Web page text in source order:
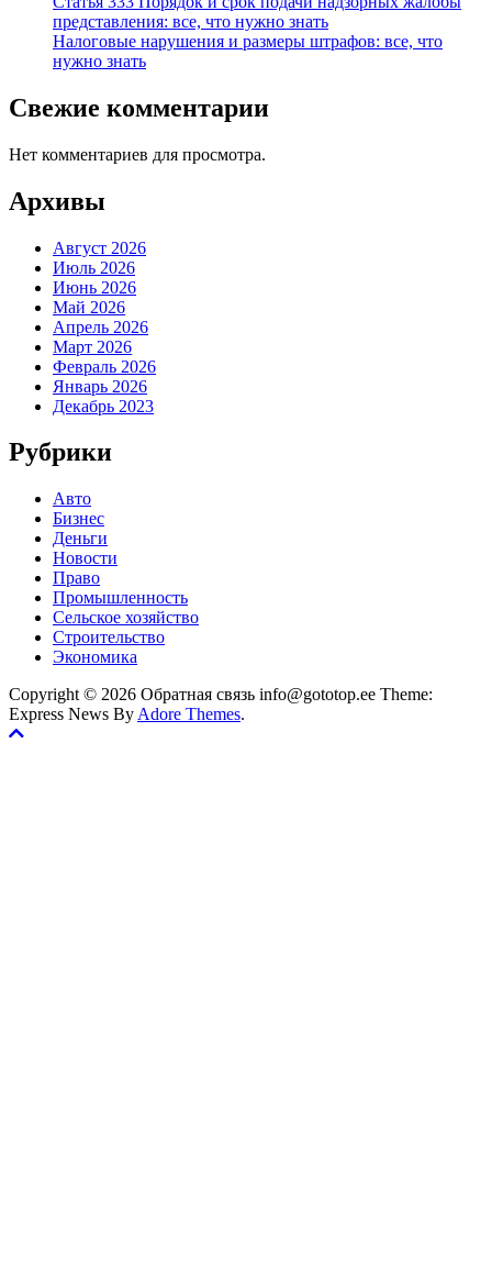
представления: все, что нужно знать
Налоговые нарушения и размеры штрафов: все, что
нужно знать
Свежие комментарии
Нет комментариев для просмотра.
Архивы
Август 2026
Июль 2026
Июнь 2026
Май 2026
Апрель 2026
Март 2026
Февраль 2026
Январь 2026
Декабрь 2023
Рубрики
Авто
Бизнес
Деньги
Новости
Право
Промышленность
Сельское хозяйство
Строительство
Экономика
Copyright © 2026 Обратная связь info@gototop.ee Theme:
Express News By Adore Themes.